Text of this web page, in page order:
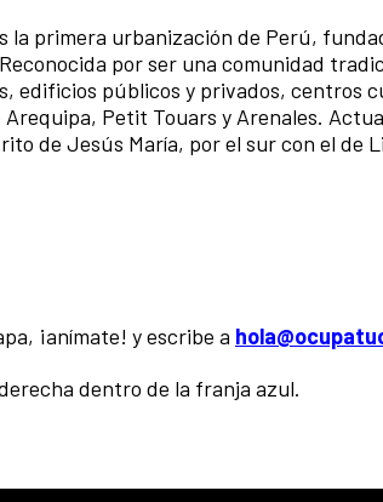
primera urbanización de Perú,
por ser una comunidad
edificios públicos y privados, centros
Petit Touars y Arenales.
de Jesús María, por el sur con el de
¡anímate! y escribe a
dentro de la franja azul.